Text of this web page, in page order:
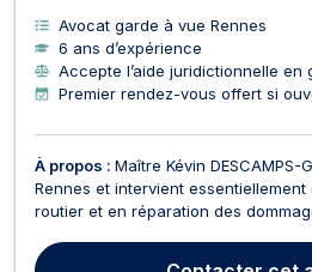
Avocat garde à vue Rennes
6 ans d’expérience
Accepte l’aide juridictionnelle en
Premier rendez-vous offert si
À propos : Maître Kévin DESCAMPS-
Rennes et intervient
routier et en réparation des
pour défendre vos droits et vous